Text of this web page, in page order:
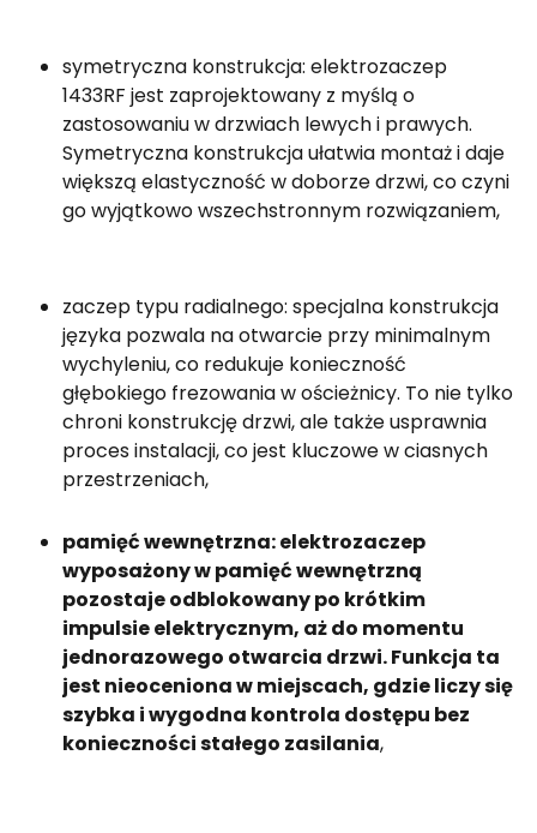
symetryczna konstrukcja: elektrozaczep
1433RF jest zaprojektowany z myślą o
zastosowaniu w drzwiach lewych i prawych.
Symetryczna konstrukcja ułatwia montaż i daje
większą elastyczność w doborze drzwi, co czyni
go wyjątkowo wszechstronnym rozwiązaniem,
zaczep typu radialnego: specjalna konstrukcja
języka pozwala na otwarcie przy minimalnym
wychyleniu, co redukuje konieczność
głębokiego frezowania w ościeżnicy. To nie tylko
chroni konstrukcję drzwi, ale także usprawnia
proces instalacji, co jest kluczowe w ciasnych
przestrzeniach,
pamięć wewnętrzna: elektrozaczep
wyposażony w pamięć wewnętrzną
pozostaje odblokowany po krótkim
impulsie elektrycznym, aż do momentu
jednorazowego otwarcia drzwi. Funkcja ta
jest nieoceniona w miejscach, gdzie liczy się
szybka i wygodna kontrola dostępu bez
konieczności stałego zasilania,